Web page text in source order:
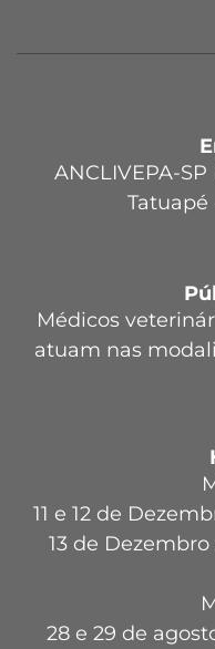
ANCLIVEPA-SP
Tatuapé
Médicos
atuam nas
11 e 12 de
13 de Dezembro
28 e 29 de